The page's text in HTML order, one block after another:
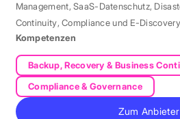
Management,SaaS-Datenschutz,
Continuity,Compliance und E-Discovery
Kompetenzen
Backup, Recovery & Business
Compliance & Governance
Zum Anbieter